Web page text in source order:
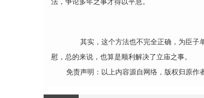
其实，这个方法也不完全正确，为臣子
慰，总的来说，也算是顺利解决了立庙之事。
免责声明：以上内容源自网络，版权归原作